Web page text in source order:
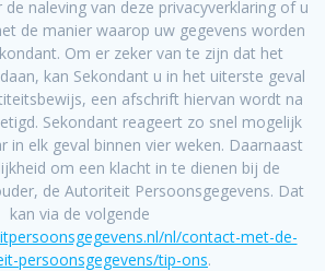
naleving van deze privacyverklaring of u
de manier waarop uw gegevens worden
Om er zeker van te zijn dat het
kan Sekondant u in het uiterste geval
een afschrift hiervan wordt na
Sekondant reageert zo snel mogelijk
in elk geval binnen vier weken. Daarnaast
om een klacht in te dienen bij de
de Autoriteit Persoonsgegevens. Dat
kan via de volgende
nl/contact-met-de-
persoonsgegevens/tip-ons.